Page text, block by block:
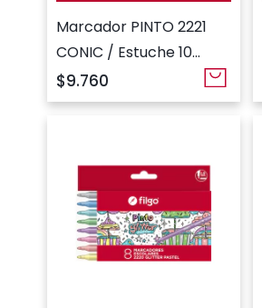
Marcador PINTO 2221
CONIC / Estuche 10
surtido
$9.760